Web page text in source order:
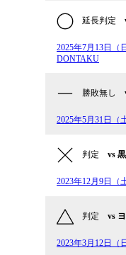
延長判定
2025年7月13日（
DONTAKU
勝敗無し
2025年5月31日（
判定 vs
2023年12月9日（
判定 vs
2023年3月12日（